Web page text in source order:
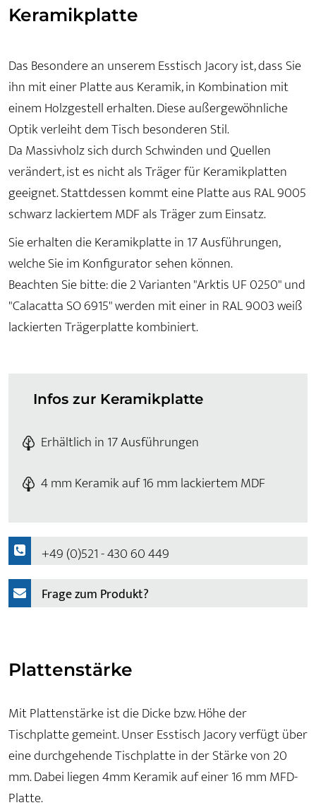
Keramikplatte
Das Besondere an unserem Esstisch Jacory ist, dass Sie
ihn mit einer Platte aus Keramik, in Kombination mit
einem Holzgestell erhalten. Diese außergewöhnliche
Optik verleiht dem Tisch besonderen Stil.
Da Massivholz sich durch Schwinden und Quellen
verändert, ist es nicht als Träger für Keramikplatten
geeignet. Stattdessen kommt eine Platte aus RAL 9005
schwarz lackiertem MDF als Träger zum Einsatz.
Sie erhalten die Keramikplatte in 17 Ausführungen,
welche Sie im Konfigurator sehen können.
Beachten Sie bitte: die 2 Varianten "Arktis UF 0250" und
"Calacatta SO 6915" werden mit einer in RAL 9003 weiß
lackierten Trägerplatte kombiniert.
Infos zur Keramikplatte
Erhältlich in 17 Ausführungen
4 mm Keramik auf 16 mm lackiertem MDF
+49 (0)521 - 430 60 449
Frage zum Produkt?
Plattenstärke
Mit Plattenstärke ist die Dicke bzw. Höhe der
Tischplatte gemeint. Unser Esstisch Jacory verfügt über
eine durchgehende Tischplatte in der Stärke von 20
mm. Dabei liegen 4mm Keramik auf einer 16 mm MFD-
Platte.